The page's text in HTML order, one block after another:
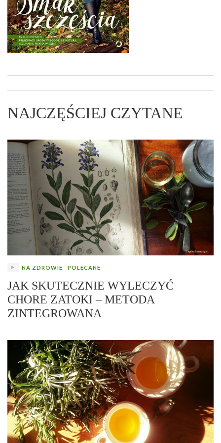
NAJCZĘŚCIEJ CZYTANE
NA ZDROWIE POLECANE
JAK SKUTECZNIE WYLECZYĆ
CHORE ZATOKI – METODA
ZINTEGROWANA